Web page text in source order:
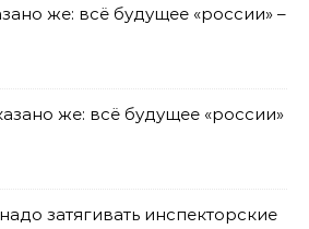
же: всё будущее «россии» –
же: всё будущее «россии»
затягивать инспекторские